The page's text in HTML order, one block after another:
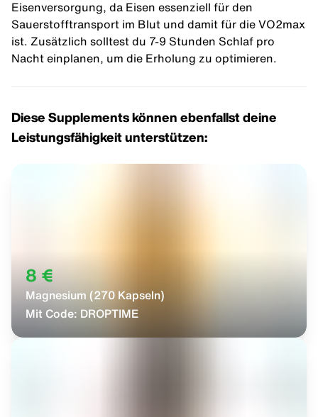
Eisenversorgung , da Eisen essenziell für den
Sauerstofftransport im Blut und damit für die VO2max
ist. Zusätzlich solltest du 7-9 Stunden Schlaf pro
Nacht einplanen, um die Erholung zu optimieren.
Diese Supplements können ebenfallst deine
Leistungsfähigkeit unterstützen:
8 €
Magnesium (270 Kapseln)
Mit Code: DROPTIME